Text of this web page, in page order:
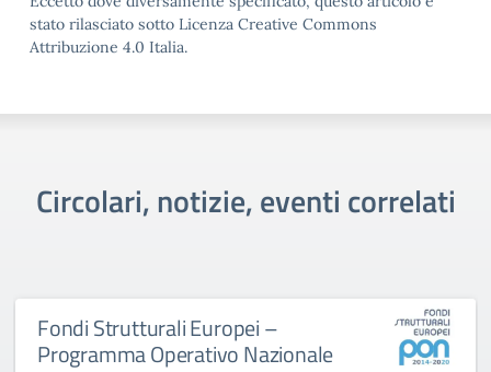
stato rilasciato sotto Licenza Creative Commons
Attribuzione 4.0 Italia.
Circolari, notizie, eventi correlati
Fondi Strutturali Europei –
Programma Operativo Nazionale